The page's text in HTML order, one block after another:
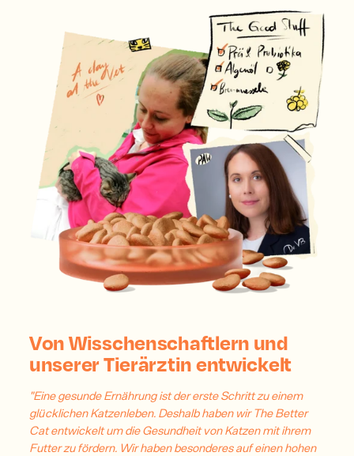
Von Wisschenschaftlern und
unserer Tierärztin entwickelt
"Eine gesunde Ernährung ist der erste Schritt zu einem
glücklichen Katzenleben. Deshalb haben wir The Better
Cat entwickelt um die Gesundheit von Katzen mit ihrem
Futter zu fördern. Wir haben besonderes auf einen hohen